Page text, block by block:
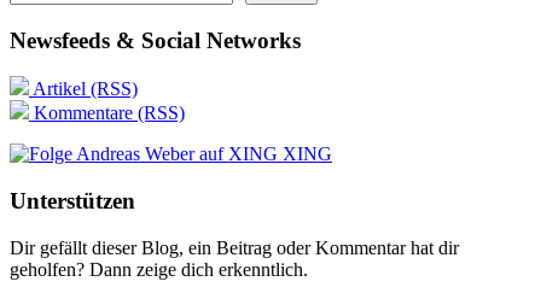
Newsfeeds & Social Networks
Artikel (RSS)
Kommentare (RSS)
XING
Unterstützen
Dir gefällt dieser Blog, ein Beitrag oder Kommentar hat dir
geholfen? Dann zeige dich erkenntlich.